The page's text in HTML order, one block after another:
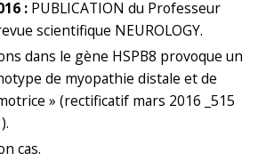
:PUBLICATION du Professeur
scientifique NEUROLOGY.
dans le gène HSPB8 provoque un
de myopathie distale et de
» (rectificatif mars 2016 _515
cas.